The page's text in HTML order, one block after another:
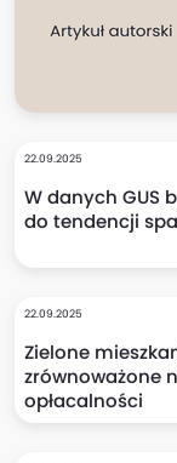
22.09.2025
W danych GUS
do tendencji
22.09.2025
Zielone
zrównoważone
opłacalności